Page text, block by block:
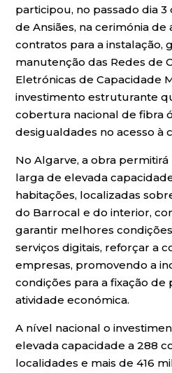
participou, no passado dia
de Ansiães, na cerimónia de
contratos para a instalação,
manutenção das Redes de
Eletrónicas de Capacidade
investimento estruturante
cobertura nacional de fibra
desigualdades no acesso à
No Algarve, a obra
larga de elevada
habitações, localizadas
do Barrocal e do interior,
garantir melhores
serviços digitais, reforçar a
empresas, promovendo a
condições para a fixação de
atividade económica.
A nível nacional o
elevada capacidade a 288
localidades e mais de 416